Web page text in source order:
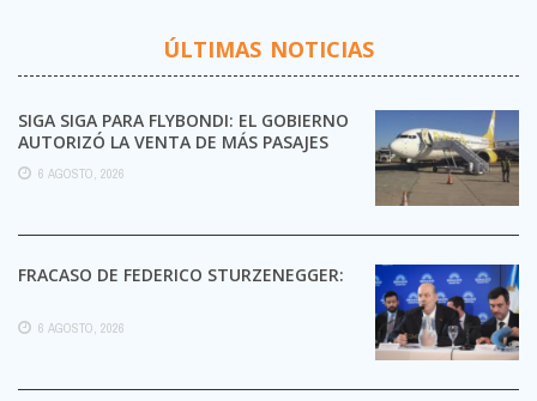
ÚLTIMAS NOTICIAS
SIGA SIGA PARA FLYBONDI: EL GOBIERNO
AUTORIZÓ LA VENTA DE MÁS PASAJES
6 AGOSTO, 2026
FRACASO DE FEDERICO STURZENEGGER:
6 AGOSTO, 2026